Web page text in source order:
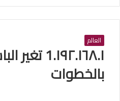
العالم
بالخطوات